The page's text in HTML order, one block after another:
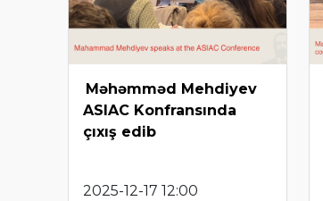
Məhəmməd Mehdiyev
ASIAC Konfransında
çıxış edib
2025-12-17 12:00